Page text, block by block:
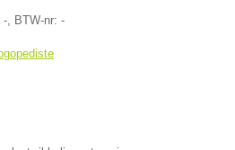
- , BTW-nr: -